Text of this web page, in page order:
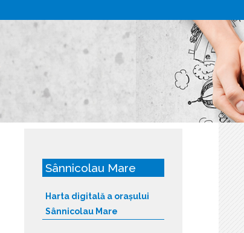
Sânnicolau Mare
Harta digitală a orașului
Sânnicolau Mare